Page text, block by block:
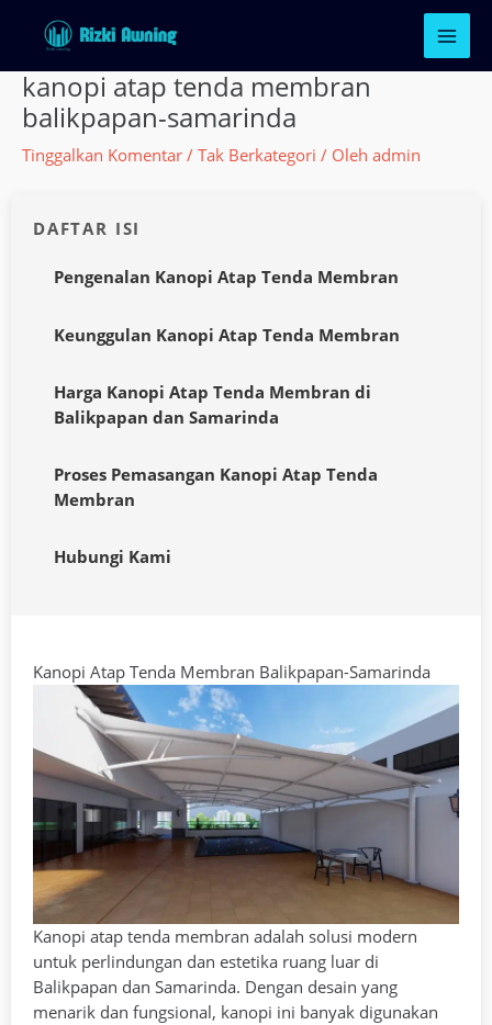
kanopi atap tenda membran
balikpapan-samarinda
Tinggalkan Komentar / Tak Berkategori / Oleh admin
DAFTAR ISI
Pengenalan Kanopi Atap Tenda Membran
Keunggulan Kanopi Atap Tenda Membran
Harga Kanopi Atap Tenda Membran di
Balikpapan dan Samarinda
Proses Pemasangan Kanopi Atap Tenda
Membran
Hubungi Kami
Kanopi Atap Tenda Membran Balikpapan-Samarinda
Kanopi atap tenda membran adalah solusi modern
untuk perlindungan dan estetika ruang luar di
Balikpapan dan Samarinda. Dengan desain yang
menarik dan fungsional, kanopi ini banyak digunakan